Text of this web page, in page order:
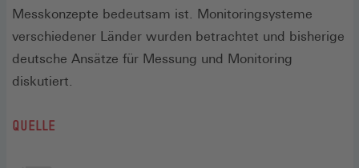
Messkonzepte bedeutsam ist. Monitoringsysteme
verschiedener Länder wurden betrachtet und bisherige
deutsche Ansätze für Messung und Monitoring
diskutiert.
QUELLE